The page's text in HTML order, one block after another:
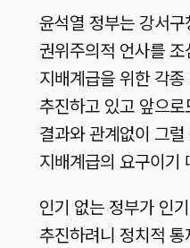
윤석열 정부는 강서
권위주의적 언사를
지배계급을 위한 각
추진하고 있고 앞으
결과와 관계없이 그
지배계급의 요구이기
인기 없는 정부가 인
추진하려니 정치적